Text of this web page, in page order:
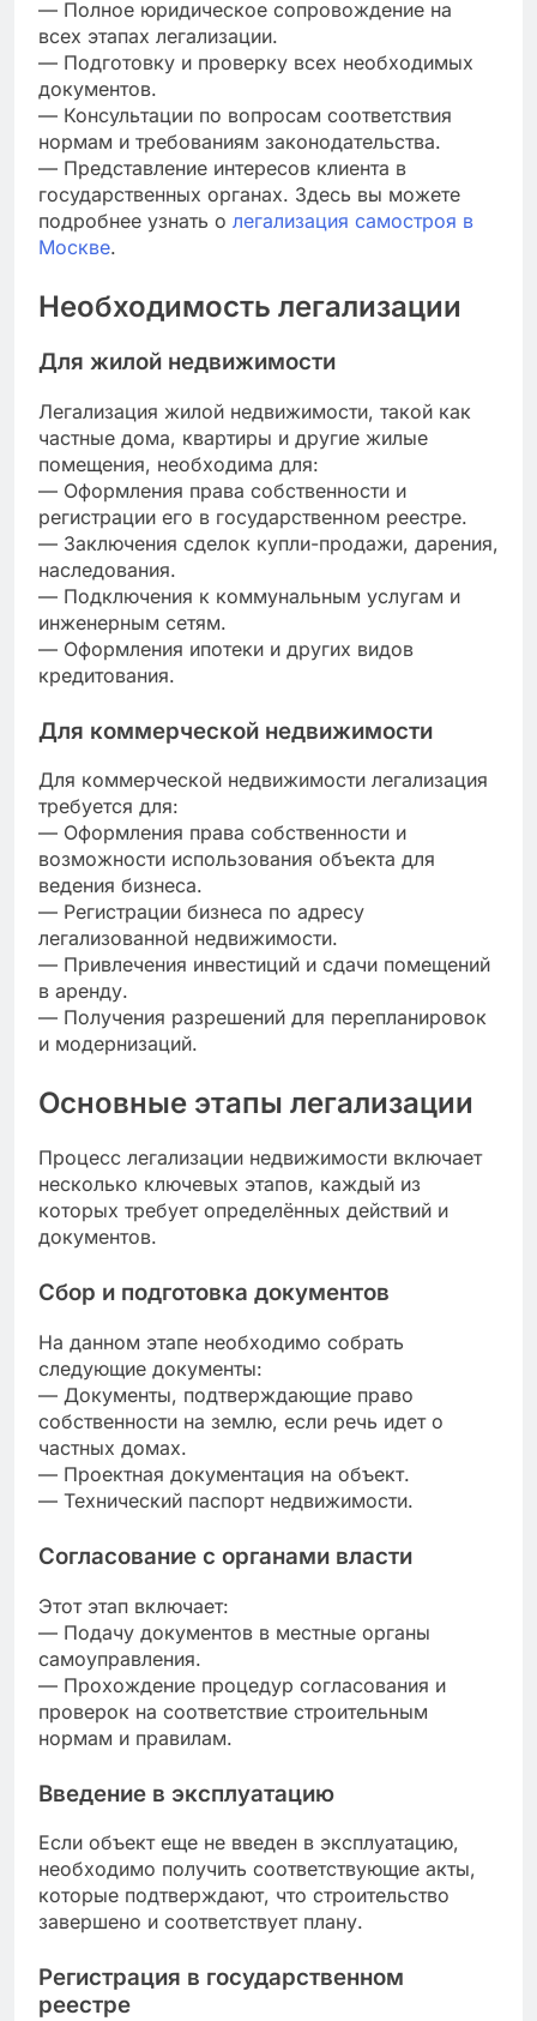
— Полное юридическое сопровождение на
всех этапах легализации.
— Подготовку и проверку всех необходимых
документов.
— Консультации по вопросам соответствия
нормам и требованиям законодательства.
— Представление интересов клиента в
государственных органах. Здесь вы можете
подробнее узнать о легализация самостроя в
Москве.
Необходимость легализации
Для жилой недвижимости
Легализация жилой недвижимости, такой как
частные дома, квартиры и другие жилые
помещения, необходима для:
— Оформления права собственности и
регистрации его в государственном реестре.
— Заключения сделок купли-продажи, дарения,
наследования.
— Подключения к коммунальным услугам и
инженерным сетям.
— Оформления ипотеки и других видов
кредитования.
Для коммерческой недвижимости
Для коммерческой недвижимости легализация
требуется для:
— Оформления права собственности и
возможности использования объекта для
ведения бизнеса.
— Регистрации бизнеса по адресу
легализованной недвижимости.
— Привлечения инвестиций и сдачи помещений
в аренду.
— Получения разрешений для перепланировок
и модернизаций.
Основные этапы легализации
Процесс легализации недвижимости включает
несколько ключевых этапов, каждый из
которых требует определённых действий и
документов.
Сбор и подготовка документов
На данном этапе необходимо собрать
следующие документы:
— Документы, подтверждающие право
собственности на землю, если речь идет о
частных домах.
— Проектная документация на объект.
— Технический паспорт недвижимости.
Согласование с органами власти
Этот этап включает:
— Подачу документов в местные органы
самоуправления.
— Прохождение процедур согласования и
проверок на соответствие строительным
нормам и правилам.
Введение в эксплуатацию
Если объект еще не введен в эксплуатацию,
необходимо получить соответствующие акты,
которые подтверждают, что строительство
завершено и соответствует плану.
Регистрация в государственном
реестре